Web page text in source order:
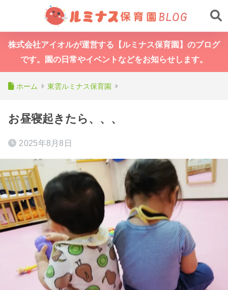
株式会社アイオルが運営する【ルミナス保育園】のブログ
です。園の日常やイベントなどをお知らせします。
ホーム 東雲ルミナス保育園
お昼寝起きたら、、、
2025年8月8日